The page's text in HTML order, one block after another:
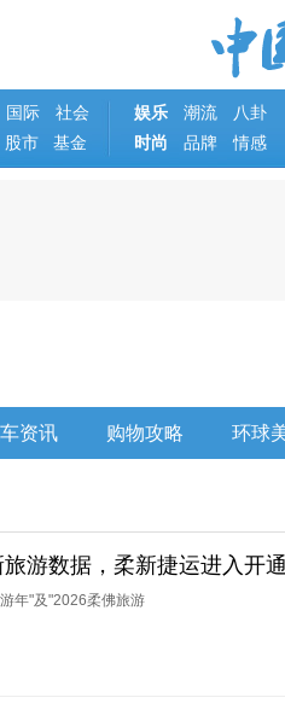
国际 社会 娱乐 潮流
八卦
股市 基金 时尚 品牌 情感
资讯 购物攻略 环球
游数据，柔新捷运进入开
年"及"2026柔佛旅游